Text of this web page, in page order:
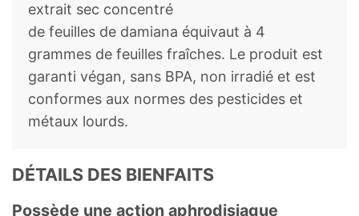
extrait sec concentré
de feuilles de damiana équivaut à 4
grammes de feuilles fraîches. Le produit est
garanti végan, sans BPA, non irradié et est
conformes aux normes des pesticides et
métaux lourds.
DÉTAILS DES BIENFAITS
Possède une action aphrodisiaque